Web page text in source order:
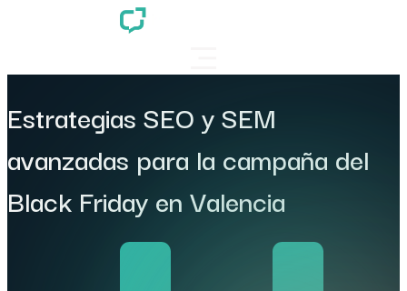
Estrategias SEO y SEM
avanzadas para la campaña del
Black Friday en Valencia